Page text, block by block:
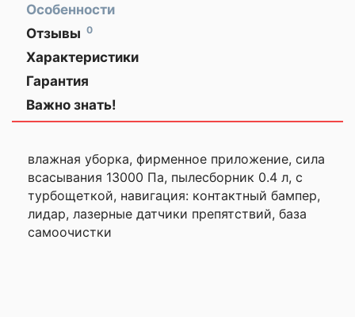
Особенности
Отзывы 0
Характеристики
Гарантия
Важно знать!
ГАДЖЕТЫ
ЗАРАНЕЕ!
Общая информация
эффективную сухую и влажную
уборку, благодаря мощной системе
Vormax с силой всасывания 13000
Па. Этот умный помощник справится
с любыми загрязнениями,
обеспечивая идеальную чистоту в
влажная уборка, фирменное приложение, сила
всасывания 13000 Па, пылесборник 0.4 л, с
турбощеткой, навигация: контактный бампер,
лидар, лазерные датчики препятствий, база
самоочистки
Оставить
отзыв
Ваша
Ваше
имя